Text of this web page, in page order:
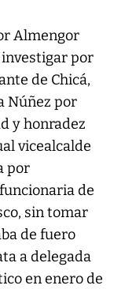
Almengor
por
de Chicá,
Núñez por
y honradez
vicealcalde
por
de
sin tomar
de fuero
a delegada
en enero de